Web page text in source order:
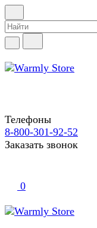
Телефоны
8-800-301-92-52
Заказать звонок
0